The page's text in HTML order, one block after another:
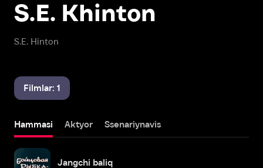
S.E. Hinton
S.E. Khinton
Filmlar: 1
Hammasi Aktyor Ssenariynavis
Jangchi baliq